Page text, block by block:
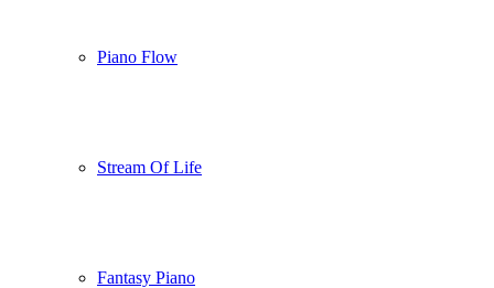
Piano Flow
Stream Of Life
Fantasy Piano